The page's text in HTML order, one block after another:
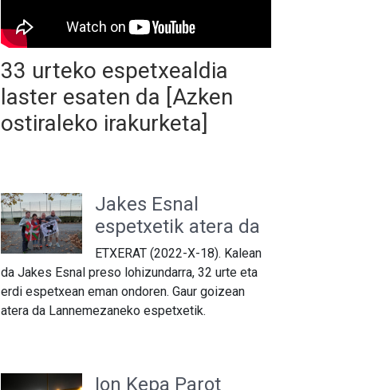
33 urteko espetxealdia
laster esaten da [Azken
ostiraleko irakurketa]
Jakes Esnal
espetxetik atera da
ETXERAT (2022-X-18). Kalean
da Jakes Esnal preso lohizundarra, 32 urte eta
erdi espetxean eman ondoren. Gaur goizean
atera da Lannemezaneko espetxetik.
Ion Kepa Parot